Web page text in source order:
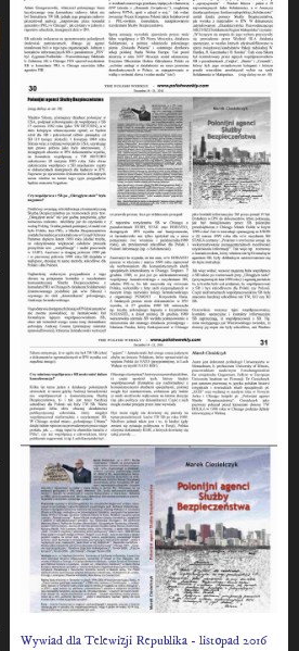
Wywiad dla Telewizji Republika - listopad 2016